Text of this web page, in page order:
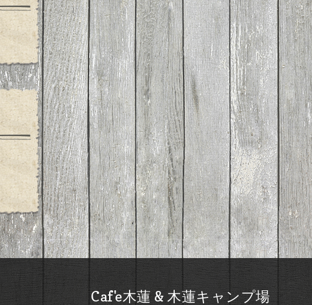
Caf'e木蓮 & 木蓮キャンプ場